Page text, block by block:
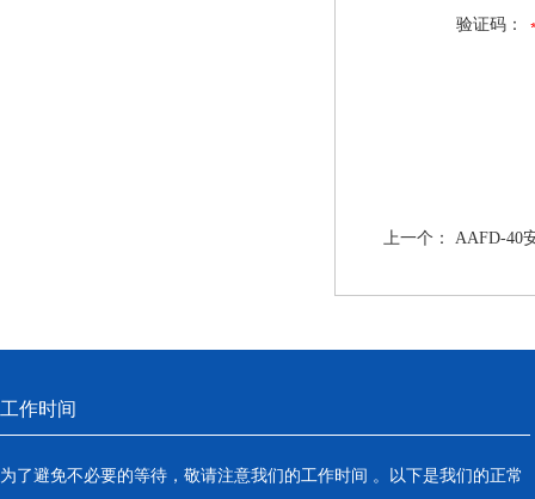
验证码：
上一个： AAFD-40
工作时间
为了避免不必要的等待，敬请注意我们的工作时间 。以下是我们的正常